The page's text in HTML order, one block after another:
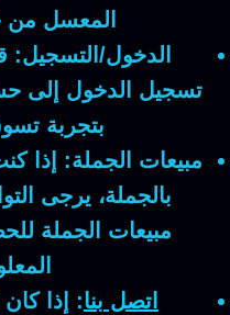
المعسل من
الدخول/التسجيل:
تسجيل الدخول إلى
بتجربة
مبيعات الجملة:
إذا
بالجملة، يرجى
مبيعات الجملة
اتصل بنا: إذا